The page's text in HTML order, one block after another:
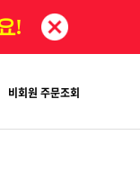
!
비회원 주문조회